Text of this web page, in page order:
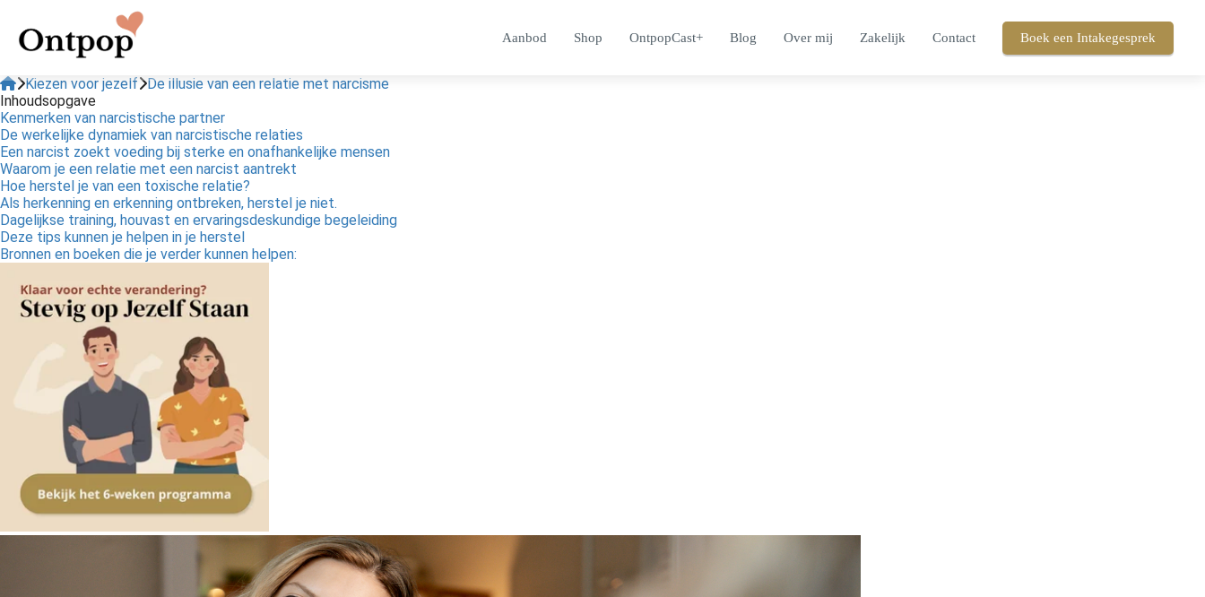
Aanbod Shop OntpopCast+ Blog Over mij Zakelijk Contact Boek een Intakegesprek
Kiezen voor jezelf
De illusie van een relatie met narcisme
Inhoudsopgave
Kenmerken van narcistische partner
De werkelijke dynamiek van narcistische relaties
Een narcist zoekt voeding bij sterke en onafhankelijke mensen
Waarom je een relatie met een narcist aantrekt
Hoe herstel je van een toxische relatie?
Als herkenning en erkenning ontbreken, herstel je niet.
Dagelijkse training, houvast en ervaringsdeskundige begeleiding
Deze tips kunnen je helpen in je herstel
Bronnen en boeken die je verder kunnen helpen: